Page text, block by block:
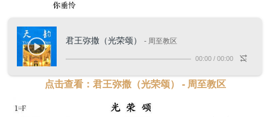
君王弥撒（光荣颂） - 周至教区
00:00 / 00:00
点击查看：君王弥撒（光荣颂） - 周至教区